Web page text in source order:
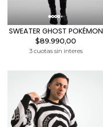
SWEATER GHOST POKÉMON
$89.990,00
3 cuotas sin interes